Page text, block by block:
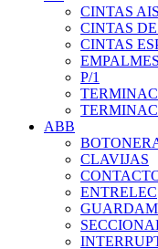
CINTAS
CINTAS
CINTAS
EMPALMES
P/1
ABB
CLAVIJAS
ENTRELEC